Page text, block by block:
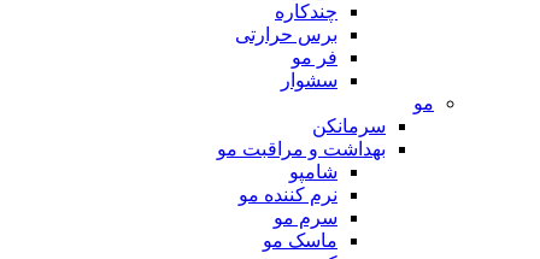
چندکاره
برس حرارتی
فر مو
سشوار
مو
سرمانکن
بهداشت و مراقبت مو
شامپو
نرم کننده مو
سرم مو
ماسک مو